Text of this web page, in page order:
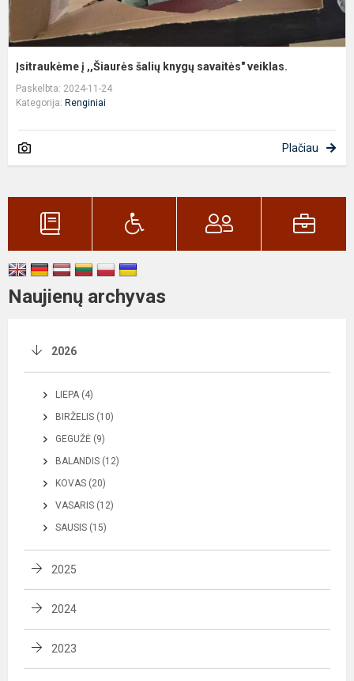
Įsitraukėme į ,,Šiaurės šalių knygų savaitės" veiklas.
Paskelbta: 2024-11-24
Kategorija: Renginiai
Plačiau
Naujienų archyvas
2026
LIEPA (4)
BIRŽELIS (10)
GEGUŽĖ (9)
BALANDIS (12)
KOVAS (20)
VASARIS (12)
SAUSIS (15)
2025
2024
2023